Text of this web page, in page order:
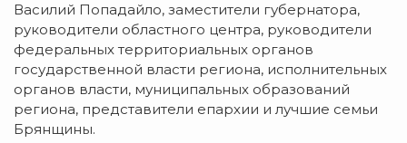
Василий Попадайло, заместители губернатора,
руководители областного центра, руководители
федеральных территориальных органов
государственной власти региона, исполнительных
органов власти, муниципальных образований
региона, представители епархии и лучшие семьи
Брянщины.